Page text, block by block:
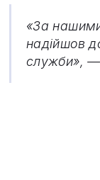
«За
надійшов
служби», —